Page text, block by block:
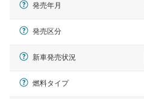
発売年月
発売区分
新車発売状況
燃料タイプ